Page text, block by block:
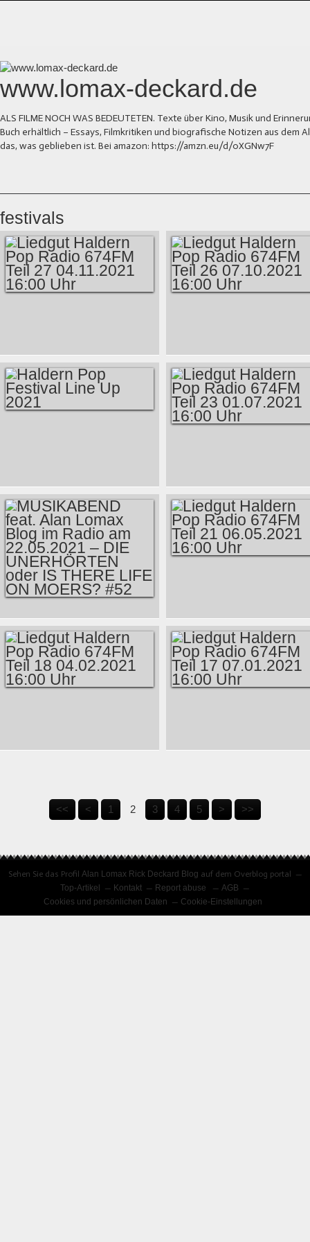
www.lomax-deckard.de
ALS FILME NOCH WAS BEDEUTETEN. Texte über Kino, Musik und
Buch erhältlich – Essays, Filmkritiken und biografische Notizen aus dem
das, was geblieben ist. Bei amazon: https://amzn.eu/d/0XGNw7F
festivals
POP RADIO 674FM
TEIL 27 04.11.2021
16:00 UHR
POP RADIO 674FM
TEIL 26 07.10.2021
16:00 UHR
2021
POP RADIO 674FM
TEIL 23 01.07.2021
16:00 UHR
MUSIKABEND FEAT.
ALAN LOMAX BLOG
IM RADIO AM
LIFE ON MOERS?
POP RADIO 674FM
TEIL 21 06.05.2021
16:00 UHR
POP RADIO 674FM
POP RADIO 674FM
<< < 1 2 3 4 5 > >>
Sehen Sie das Profil Alan Lomax Rick Deckard Blog auf dem Overblog portal
Top-Artikel
Kontakt Report abuse
AGB
Cookies und persönlichen Daten
Cookie-Einstellungen